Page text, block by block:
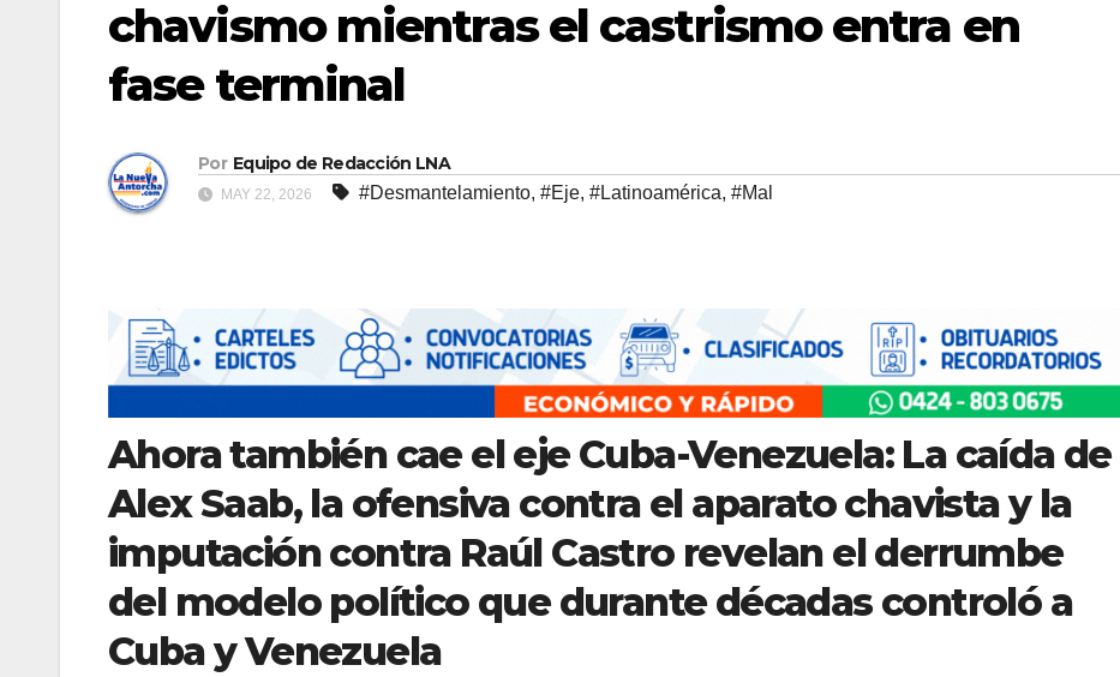
chavismo mientras el castrismo entra en
fase terminal
Por Equipo de Redacción LNA
MAY 22, 2026 #Desmantelamiento, #Eje, #Latinoamérica, #Mal
Ahora también cae el eje Cuba-Venezuela: La caída de
Alex Saab, la ofensiva contra el aparato chavista y la
imputación contra Raúl Castro revelan el derrumbe
del modelo político que durante décadas controló a
Cuba y Venezuela